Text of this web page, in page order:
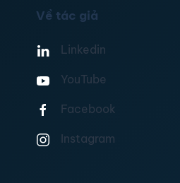
Về tác giả
Linkedin
YouTube
Facebook
Instagram